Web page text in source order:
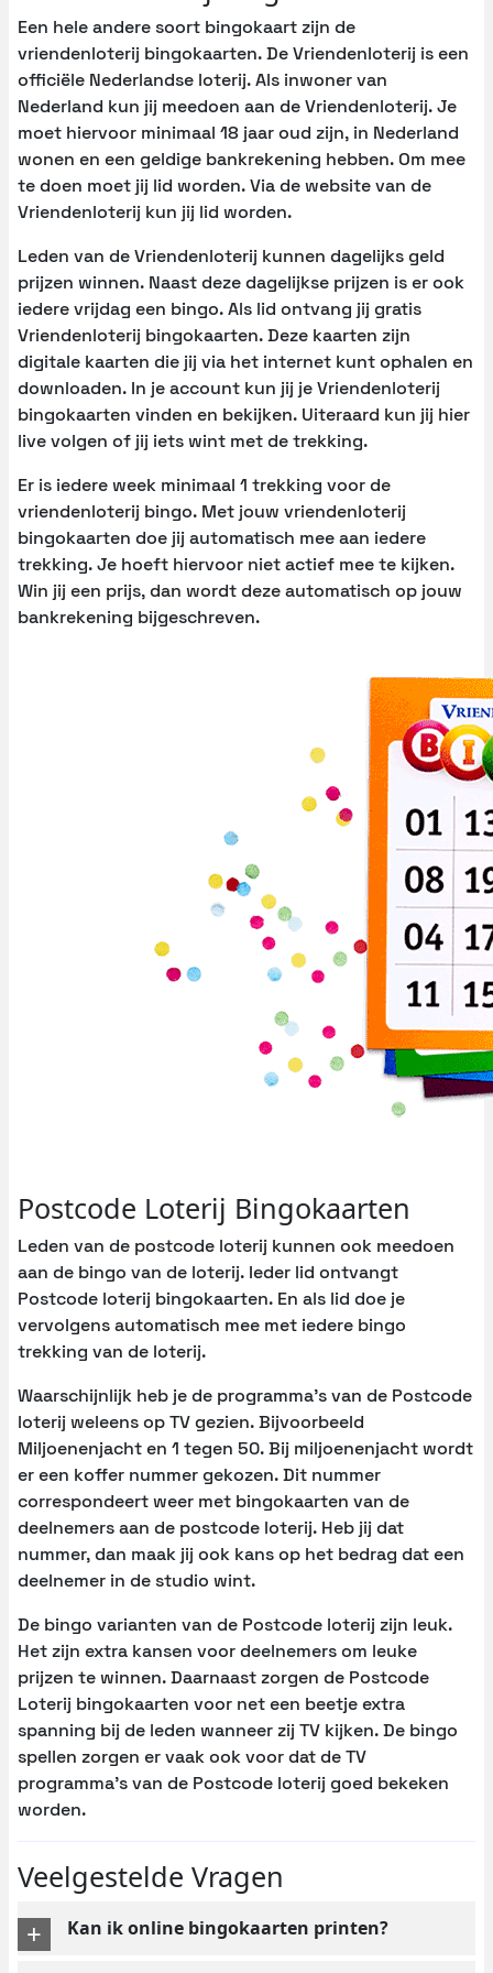
Een hele andere soort bingokaart zijn de
vriendenloterij bingokaarten. De Vriendenloterij is een
officiële Nederlandse loterij. Als inwoner van
Nederland kun jij meedoen aan de Vriendenloterij. Je
moet hiervoor minimaal 18 jaar oud zijn, in Nederland
wonen en een geldige bankrekening hebben. Om mee
te doen moet jij lid worden. Via de website van de
Vriendenloterij kun jij lid worden.
Leden van de Vriendenloterij kunnen dagelijks geld
prijzen winnen. Naast deze dagelijkse prijzen is er ook
iedere vrijdag een bingo. Als lid ontvang jij gratis
Vriendenloterij bingokaarten. Deze kaarten zijn
digitale kaarten die jij via het internet kunt ophalen en
downloaden. In je account kun jij je Vriendenloterij
bingokaarten vinden en bekijken. Uiteraard kun jij hier
live volgen of jij iets wint met de trekking.
Er is iedere week minimaal 1 trekking voor de
vriendenloterij bingo. Met jouw vriendenloterij
bingokaarten doe jij automatisch mee aan iedere
trekking. Je hoeft hiervoor niet actief mee te kijken.
Win jij een prijs, dan wordt deze automatisch op jouw
bankrekening bijgeschreven.
Postcode Loterij Bingokaarten
Leden van de postcode loterij kunnen ook meedoen
aan de bingo van de loterij. Ieder lid ontvangt
Postcode loterij bingokaarten. En als lid doe je
vervolgens automatisch mee met iedere bingo
trekking van de loterij.
Waarschijnlijk heb je de programma’s van de Postcode
loterij weleens op TV gezien. Bijvoorbeeld
Miljoenenjacht en 1 tegen 50. Bij miljoenenjacht wordt
er een koffer nummer gekozen. Dit nummer
correspondeert weer met bingokaarten van de
deelnemers aan de postcode loterij. Heb jij dat
nummer, dan maak jij ook kans op het bedrag dat een
deelnemer in de studio wint.
De bingo varianten van de Postcode loterij zijn leuk.
Het zijn extra kansen voor deelnemers om leuke
prijzen te winnen. Daarnaast zorgen de Postcode
Loterij bingokaarten voor net een beetje extra
spanning bij de leden wanneer zij TV kijken. De bingo
spellen zorgen er vaak ook voor dat de TV
programma’s van de Postcode loterij goed bekeken
worden.
Veelgestelde Vragen
Kan ik online bingokaarten printen?